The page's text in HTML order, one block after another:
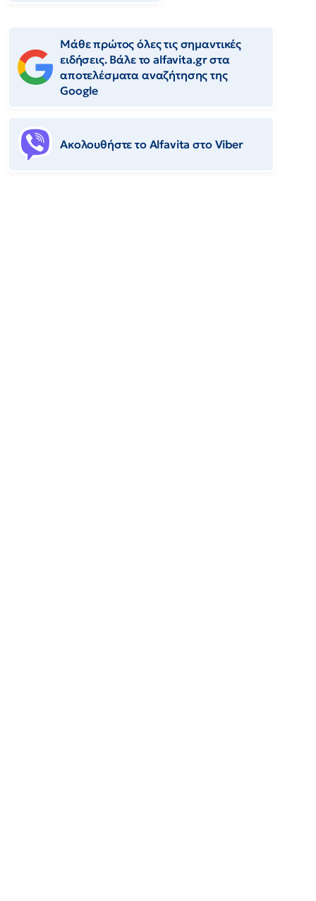
Μάθε πρώτος όλες τις σημαντικές
ειδήσεις. Βάλε το alfavita.gr στα
αποτελέσματα αναζήτησης της
Google
Ακολουθήστε το Αlfavita στο Viber